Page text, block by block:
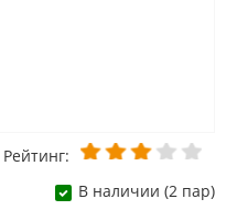
Рейтинг:
В наличии (2 пар)